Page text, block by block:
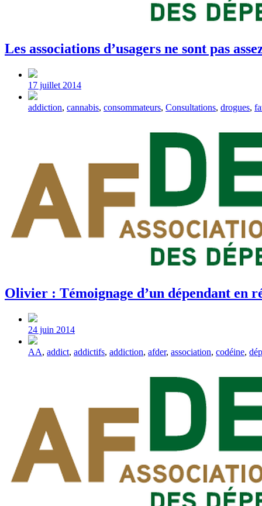
Les associations d’usagers ne sont pas
Post
date
17 juillet 2014
Tagged
addiction, cannabis, consommateurs, Consultations, drogues,
Olivier : Témoignage d’un dépendant en
Post
date
24 juin 2014
Tagged
AA, addict, addictifs, addiction, afder, association, codéine,